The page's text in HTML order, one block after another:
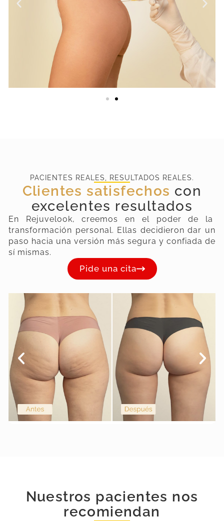
PACIENTES REALES, RESULTADOS REALES.
Clientes satisfechos con
excelentes resultados
En Rejuvelook, creemos en el poder de la
transformación personal. Ellas decidieron dar un
paso hacia una versión más segura y confiada de
sí mismas.
Pide una cita
Nuestros pacientes nos
recomiendan